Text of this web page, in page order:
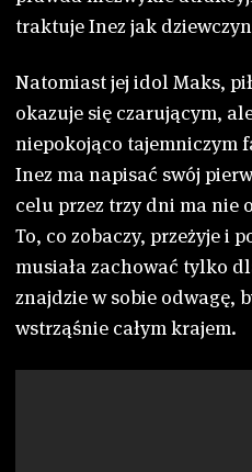
traktuje Inez jak
Natomiast jej idol Maks,
okazuje się czarującym,
niepokojąco tajemniczym
Inez ma napisać swój
celu przez trzy dni ma nie
To, co zobaczy, przeżyje i
musiała zachować tylko
znajdzie w sobie odwagę,
wstrząśnie całym krajem.